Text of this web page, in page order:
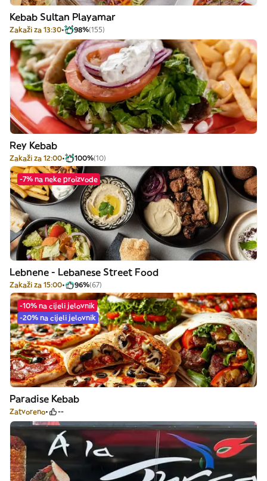
Kebab Sultan Playamar
Zakaži za 13:30 98%(155)
Rey Kebab
Zakaži za 12:00 100%(10)
-7% na neke proizvode
Lebnene - Lebanese Street Food
Zakaži za 15:00 96%(67)
-10% na cijeli jelovnik
-20% na cijeli jelovnik
Paradise Kebab
Zatvoreno --